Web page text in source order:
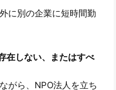
に別の企業に短時間勤
在しない、またはすべ
がら、NPO法人を立ち